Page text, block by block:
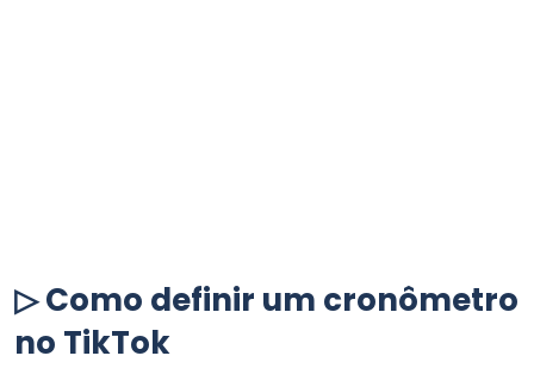
▷ Como definir um cronômetro
no TikTok